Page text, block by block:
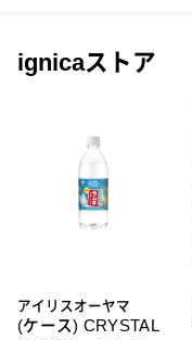
ignicaストア
アイリスオーヤマ
(ケース) CRYSTAL